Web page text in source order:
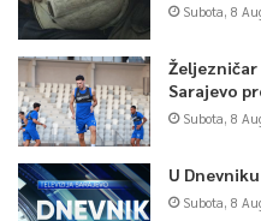
Subota, 8
Sarajevo
Subota, 8
U
Subota, 8